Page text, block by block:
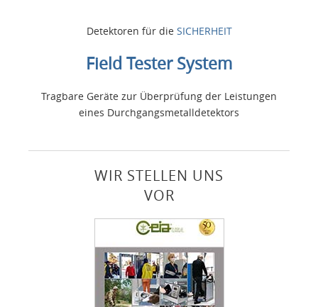
Detektoren für die SICHERHEIT
Field Tester System
Tragbare Geräte zur Überprüfung der Leistungen
eines Durchgangsmetalldetektors
WIR STELLEN UNS
VOR